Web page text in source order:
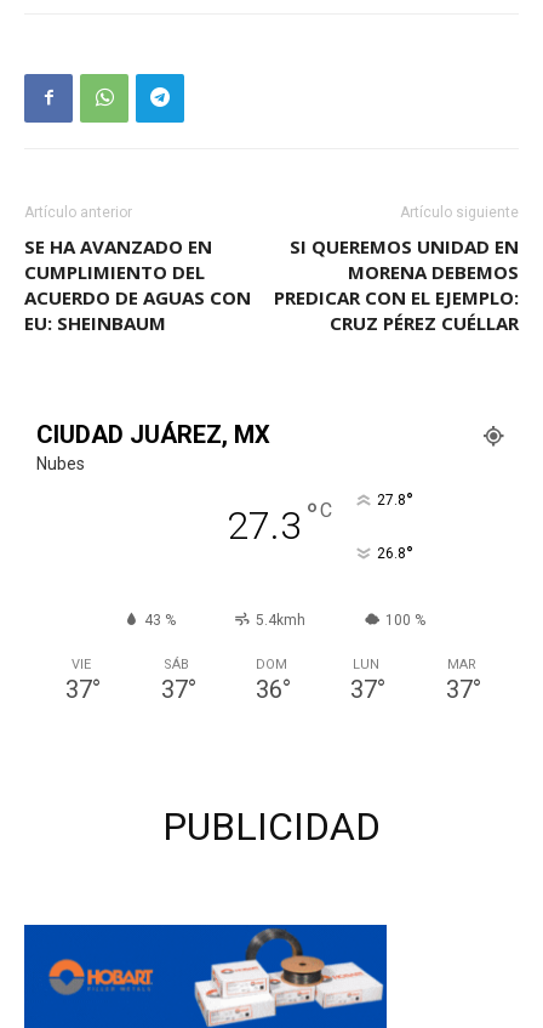
Artículo anterior
SE HA AVANZADO EN
CUMPLIMIENTO DEL
ACUERDO DE AGUAS CON
EU: SHEINBAUM
Artículo siguiente
SI QUEREMOS UNIDAD EN
MORENA DEBEMOS
PREDICAR CON EL EJEMPLO:
CRUZ PÉREZ CUÉLLAR
CIUDAD JUÁREZ, MX
Nubes
27.3 °C 27.8°
26.8°
43 % 5.4kmh 100 %
VIE
37°
SÁB
37°
DOM
36°
LUN
37°
MAR
37°
PUBLICIDAD